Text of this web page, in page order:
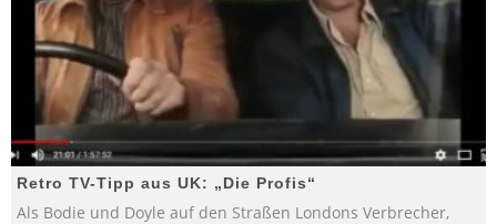
Retro TV-Tipp aus UK: „Die Profis“
Als Bodie und Doyle auf den Straßen Londons Verbrecher,